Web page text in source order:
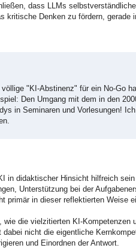
dass LLMs
Denken zu fördern, gerade
"KI-Abstinenz" für ein No-Go
Den Umgang mit dem in den
in Seminaren und Vorlesungen!
didaktischer Hinsicht hilfreich
Unterstützung bei der
primär in dieser reflektierten Weise
die vielzitierten KI-Kompetenzen
nicht die eigentliche
und Einordnen der Antwort.